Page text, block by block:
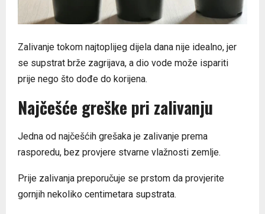
Zalivanje tokom najtoplijeg dijela dana nije idealno, jer
se supstrat brže zagrijava, a dio vode može ispariti
prije nego što dođe do korijena.
Najčešće greške pri zalivanju
Jedna od najčešćih grešaka je zalivanje prema
rasporedu, bez provjere stvarne vlažnosti zemlje.
Prije zalivanja preporučuje se prstom da provjerite
gornjih nekoliko centimetara supstrata.